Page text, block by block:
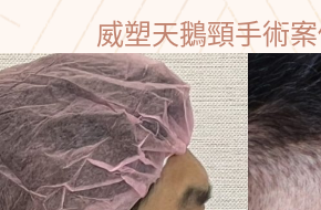
威塑天鵝頸手術